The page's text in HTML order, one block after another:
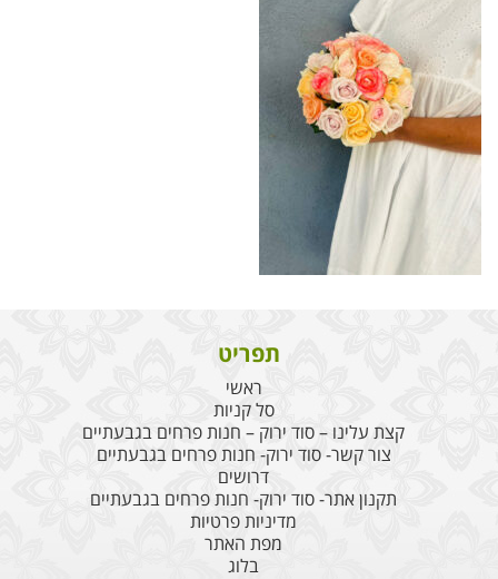
תפריט
ראשי
סל קניות
קצת עלינו – סוד ירוק – חנות פרחים בגבעתיים
צור קשר- סוד ירוק- חנות פרחים בגבעתיים
דרושים
תקנון אתר- סוד ירוק- חנות פרחים בגבעתיים
מדיניות פרטיות
מפת האתר
בלוג